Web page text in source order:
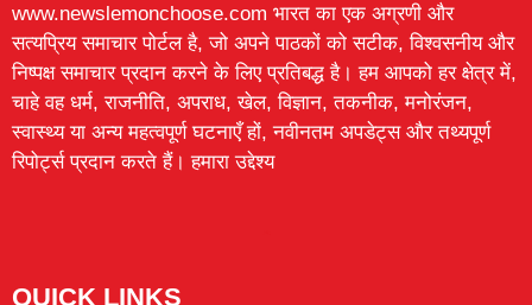
www.newslemonchoose.com भारत का एक अग्रणी और
सत्यप्रिय समाचार पोर्टल है, जो अपने पाठकों को सटीक, विश्वसनीय और
निष्पक्ष समाचार प्रदान करने के लिए प्रतिबद्ध है। हम आपको हर क्षेत्र में,
चाहे वह धर्म, राजनीति, अपराध, खेल, विज्ञान, तकनीक, मनोरंजन,
स्वास्थ्य या अन्य महत्वपूर्ण घटनाएँ हों, नवीनतम अपडेट्स और तथ्यपूर्ण
रिपोर्ट्स प्रदान करते हैं। हमारा उद्देश्य
QUICK LINKS